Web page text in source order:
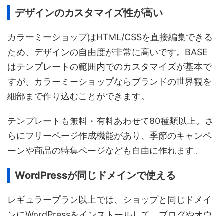
デザインのカスタマイズ性が高い
カラーミーショップはHTML/CSSを直接編集できる
ため、デザインの自由度が非常に高いです。BASE
はテンプレートの範囲内でのカスタマイズが基本で
すが、カラーミーショップならブランドの世界観を
細部まで作り込むことができます。
テンプレートも無料・有料あわせて80種類以上。さ
らにフリーページ作成機能があり、季節のキャンペ
ーンや商品の特集ページなども自由に作れます。
WordPressが同じドメインで使える
レギュラープラン以上では、ショップと同じドメイ